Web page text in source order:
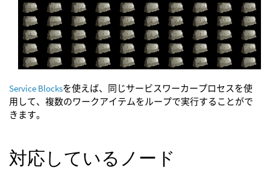
Service Blocksを使えば、同じサービスワーカープロセスを使
用して、複数のワークアイテムをループで実行することがで
きます。
対応しているノード